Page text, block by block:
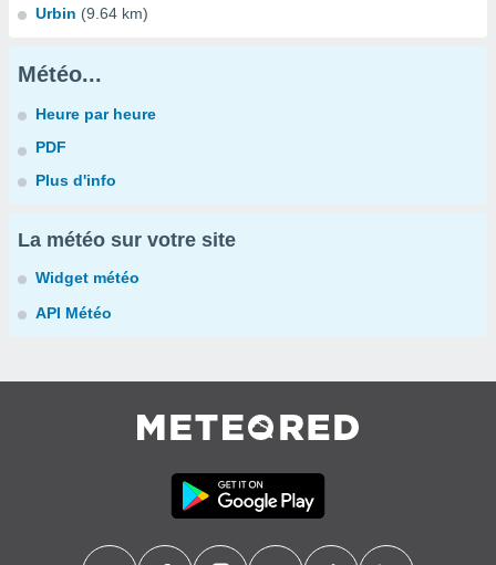
Urbin (9.64 km)
Météo...
Heure par heure
PDF
Plus d'info
La météo sur votre site
Widget météo
API Météo